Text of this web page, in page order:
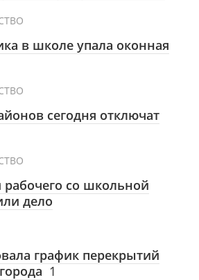
в школе упала оконная
сегодня отключат
рабочего со школьной
дело
график перекрытий
1